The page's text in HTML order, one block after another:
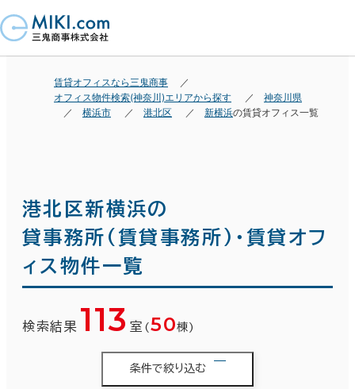
賃貸オフィスなら三鬼商事
オフィス物件検索(神奈川)エリアから探す
神奈川県
横浜市
港北区 新横浜の賃貸オフィス一覧
港北区新横浜の
貸事務所(賃貸事務所)・賃貸オフ
ィス物件一覧
検索結果 113 室 (50棟)
条件で絞り込む